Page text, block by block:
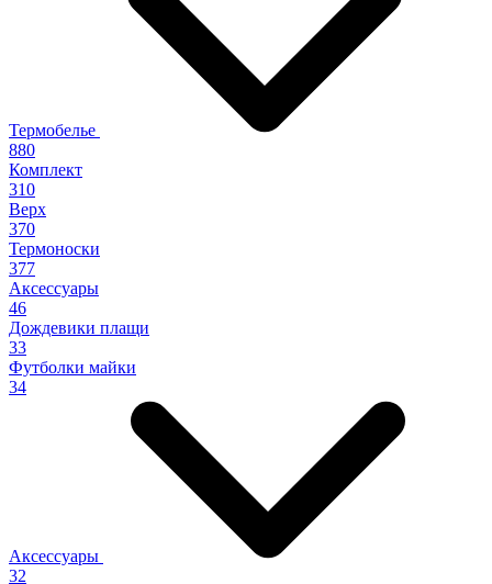
Термобелье
880
Комплект
310
Верх
370
Термоноски
377
Аксессуары
46
Дождевики плащи
33
Футболки майки
34
Аксессуары
32